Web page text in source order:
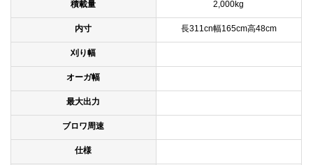
積載量 2,000kg
内寸 長311cn幅165cm高48cm
刈り幅
オーガ幅
最大出力
ブロワ周速
仕様